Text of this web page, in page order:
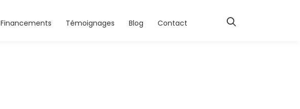
Financements Témoignages Blog Contact